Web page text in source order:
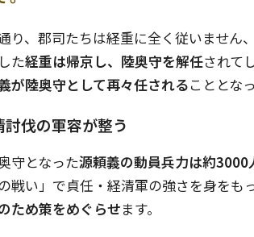
り、郡司たちは経重に全く従いません
た経重は帰京し、陸奥守を解任されて
が陸奥守として再々任されることとな
討伐の軍容が整う
守となった源頼義の動員兵力は約3000
戦い」で貞任・経清軍の強さを身をも
ため策をめぐらせます。